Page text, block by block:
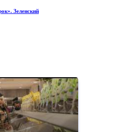
Зеленский